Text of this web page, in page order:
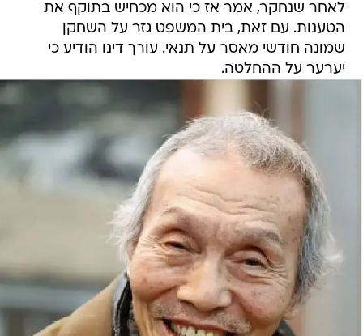
לאחר שנחקר, אמר אז כי הוא מכחיש בתוקף את
הטענות. עם זאת, בית המשפט גזר על השחקן
שמונה חודשי מאסר על תנאי. עורך דינו הודיע כי
יערער על ההחלטה.